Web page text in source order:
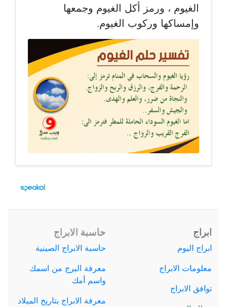
الغيوم ، ورمز أكل الغيوم وجمعها
وإمساكها وركوب الغيوم.
ابراج
ابراج اليوم
معلومات الابراج
توافق الابراج
حاسبة الابراج
حاسبة الابراج الصينية
معرفة البرج من اسمك
واسم أمك
معرفة الابراج بتاريخ الميلاد